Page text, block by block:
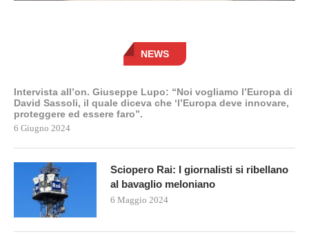
NEWS
Intervista all’on. Giuseppe Lupo: “Noi vogliamo l’Europa di
David Sassoli, il quale diceva che ‘l’Europa deve innovare,
proteggere ed essere faro”.
6 Giugno 2024
Sciopero Rai: I giornalisti si ribellano
al bavaglio meloniano
6 Maggio 2024